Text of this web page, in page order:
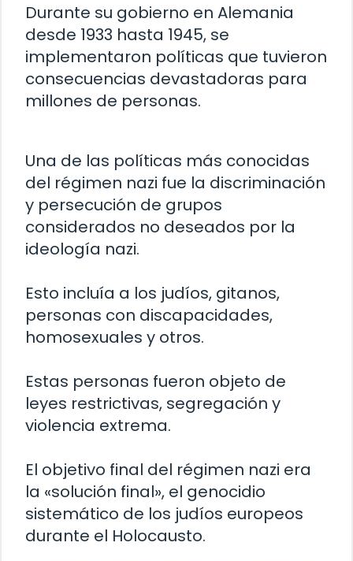
Durante su gobierno en Alemania
desde 1933 hasta 1945, se
implementaron políticas que tuvieron
consecuencias devastadoras para
millones de personas.
Una de las políticas más conocidas
del régimen nazi fue la discriminación
y persecución de grupos
considerados no deseados por la
ideología nazi.
Esto incluía a los judíos, gitanos,
personas con discapacidades,
homosexuales y otros.
Estas personas fueron objeto de
leyes restrictivas, segregación y
violencia extrema.
El objetivo final del régimen nazi era
la «solución final», el genocidio
sistemático de los judíos europeos
durante el Holocausto.